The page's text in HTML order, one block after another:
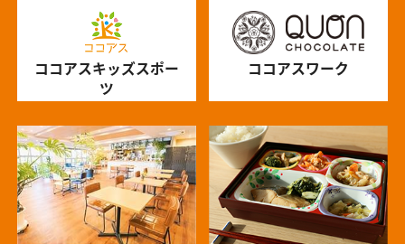
ココアスキッズスポー
ツ
ココアスワーク